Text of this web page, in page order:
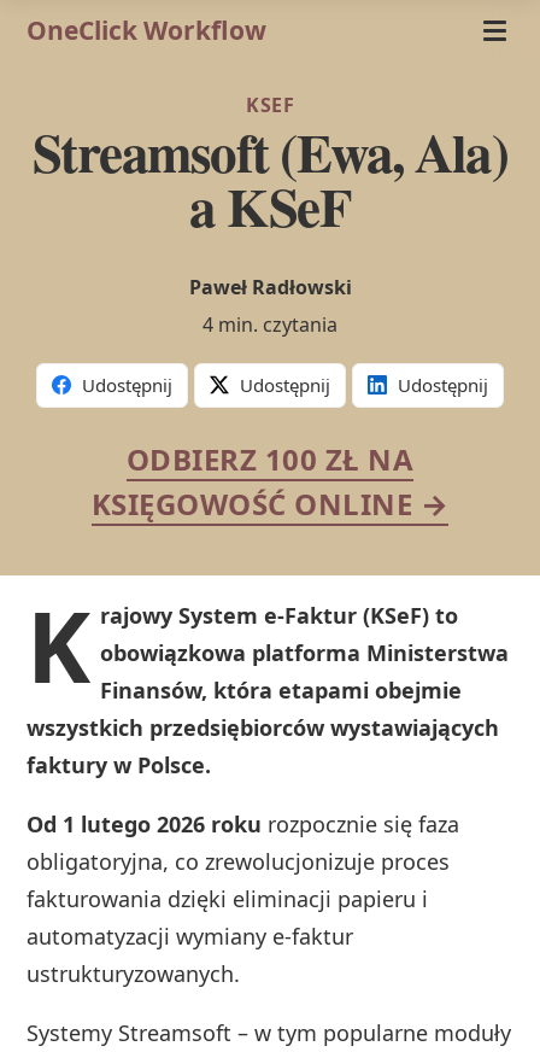
OneClick Workflow
KSEF
Streamsoft (Ewa, Ala)
a KSeF
Paweł Radłowski
4 min. czytania
Udostępnij Udostępnij Udostępnij
ODBIERZ 100 ZŁ NA
KSIĘGOWOŚĆ ONLINE →
K rajowy System e-Faktur (KSeF) to
obowiązkowa platforma Ministerstwa
Finansów, która etapami obejmie
wszystkich przedsiębiorców wystawiających
faktury w Polsce.
Od 1 lutego 2026 roku rozpocznie się faza
obligatoryjna, co zrewolucjonizuje proces
fakturowania dzięki eliminacji papieru i
automatyzacji wymiany e-faktur
ustrukturyzowanych.
Systemy Streamsoft – w tym popularne moduły